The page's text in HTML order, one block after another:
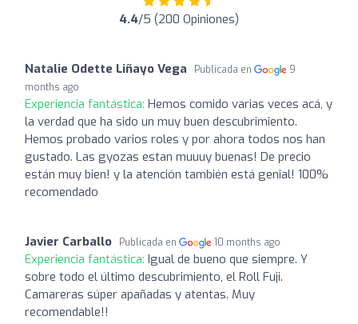
4.4/5 (200 Opiniones)
Natalie Odette Liñayo Vega Publicada en
9
months ago
Experiencia fantástica: Hemos comido varias veces acá, y
la verdad que ha sido un muy buen descubrimiento.
Hemos probado varios roles y por ahora todos nos han
gustado. Las gyozas estan muuuy buenas! De precio
están muy bien! y la atención también está genial! 100%
recomendado
Javier Carballo Publicada en 10 months ago
Experiencia fantástica: Igual de bueno que siempre. Y
sobre todo el último descubrimiento, el Roll Fuji.
Camareras súper apañadas y atentas. Muy
recomendable!!